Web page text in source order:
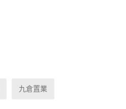
九倉置業